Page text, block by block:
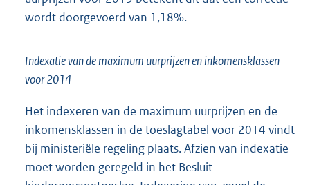
wordt doorgevoerd van 1,18%.
Indexatie van de maximum uurprijzen en inkomensklassen
voor 2014
Het indexeren van de maximum uurprijzen en de
inkomensklassen in de toeslagtabel voor 2014 vindt
bij ministeriële regeling plaats. Afzien van indexatie
moet worden geregeld in het Besluit